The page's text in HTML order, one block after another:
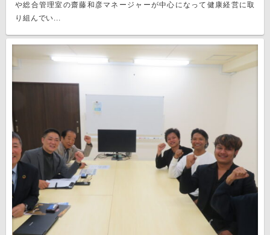
や総合管理室の齋藤和彦マネージャーが中心になって健康経営に取
り組んでい...